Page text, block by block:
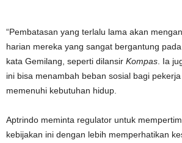
“Pembatasan yang terlalu lama akan
harian mereka yang sangat bergantung
kata Gemilang, seperti dilansir Kompas . Ia
ini bisa menambah beban sosial bagi
memenuhi kebutuhan hidup.
Aptrindo meminta regulator untuk
kebijakan ini dengan lebih memperhatikan